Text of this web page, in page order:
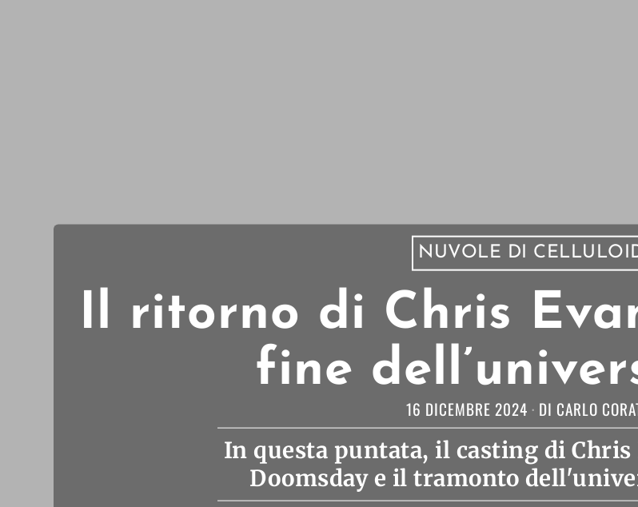
NUVOLE DI
Il ritorno di Chris
fine
16 DICEMBRE 2024 DI CARLO
In questa puntata, il casting di Chris
Doomsday e il tramonto